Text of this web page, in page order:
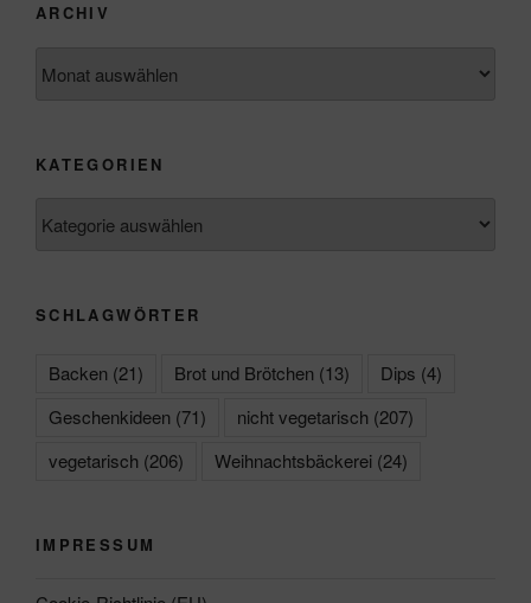
ARCHIV
KATEGORIEN
SCHLAGWÖRTER
Backen (21) Brot und Brötchen (13) Dips (4)
Geschenkideen (71) nicht vegetarisch (207)
vegetarisch (206) Weihnachtsbäckerei (24)
IMPRESSUM